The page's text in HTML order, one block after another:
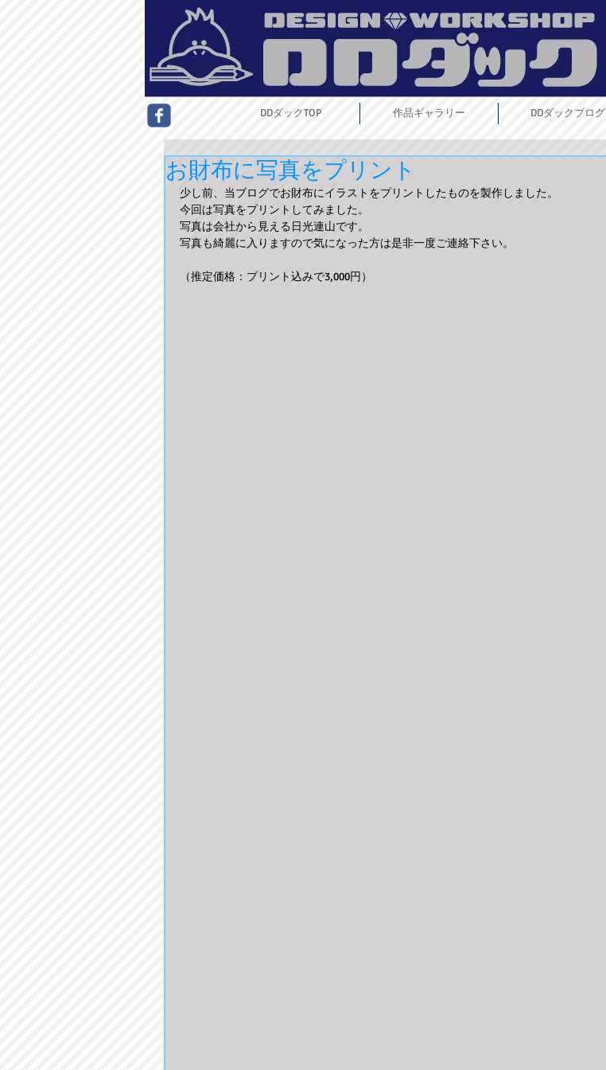
お財布に写真をプリント
少し前、当ブログでお財布にイラストをプリントしたものを製作しました。
今回は写真をプリントしてみました。
写真は会社から見える日光連山です。
写真も綺麗に入りますので気になった方は是非一度ご連絡下さい。
（推定価格：プリント込みで3,000円）
DDダックTOP 作品ギャラリー DDダックブログ